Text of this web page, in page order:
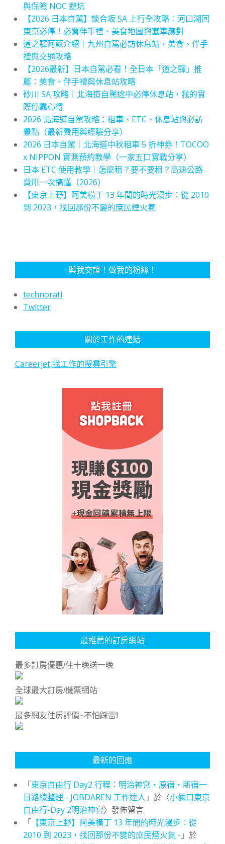
與保險 NOC 避坑
【2026 日本自駕】談合坂 SA 上行全攻略：河口湖回
東京必停！必買伴手禮、美食地圖與塞車應對
道之驛阿蘇介紹｜九州自駕必訪休息站，美食、伴手
禮與交通攻略
【2026最新】日本自駕必看！全日本「道之驛」推
薦：美食、伴手禮與休息站攻略
砂川 SA 攻略｜北海道自駕途中必停休息站，我的實
際停靠心得
2026 北海道自駕攻略：租車、ETC、休息站與必訪
景點（最新費用與經驗分享）
2026 日本自駕｜北海道中秋租車 5 折神券！TOCOO
x NIPPON 實測預約教學（一家五口實戰分享）
日本 ETC 使用教學｜怎麼租？要不要租？高速公路
費用一次搞懂（2026）
【東京上野】阿美橫丁 13 年間的時光漫步：從 2010
到 2023，找回那份不變的庶民煙火氣
與我交誼！做我的粉絲！
technorati
Twitter
關於工作的連結
Careerjet,找工作的搜尋引擎
最推薦的訂房網站
最多訂房優惠/住十晚送一晚
全球最大訂房/機票網站
最多網友住房評價~不怕踩雷!
最新的回應
「東京自由行 Day2 行程：明治神宮・原宿・新宿一
日路線整理 - JOBDAREN 工作達人 」於〈小倆口東京
自由行-Day 2明治神宮〉發佈留言
「 【東京上野】阿美橫丁 13 年間的時光漫步：從
2010 到 2023，找回那份不變的庶民煙火氣 - 」於